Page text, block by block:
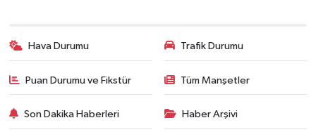
Hava Durumu Trafik Durumu
Puan Durumu ve Fikstür Tüm Manşetler
Son Dakika Haberleri Haber Arşivi